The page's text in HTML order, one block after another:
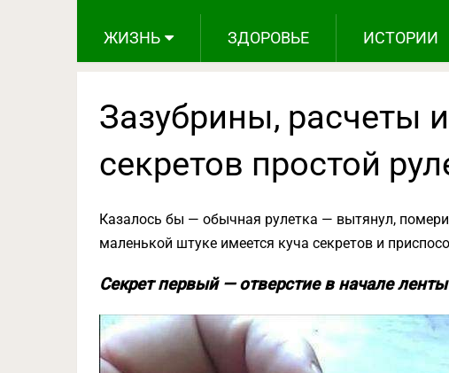
ЖИЗНЬ ЗДОРОВЬЕ ИСТОРИИ
Зазубрины, расчеты
секретов простой
Казалось бы — обычная рулетка — вытянул,
маленькой штуке имеется куча секретов и
Секрет первый — отверстие в начале ленты